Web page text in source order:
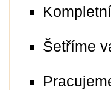
Šetříme